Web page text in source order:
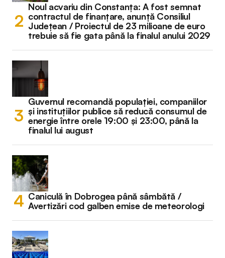
Noul acvariu din Constanța: A fost semnat
contractul de finanțare, anunță Consiliul
Județean / Proiectul de 23 milioane de euro
trebuie să fie gata până la finalul anului 2029
Guvernul recomandă populației, companiilor
și instituțiilor publice să reducă consumul de
energie între orele 19:00 și 23:00, până la
finalul lui august
Caniculă în Dobrogea până sâmbătă /
Avertizări cod galben emise de meteorologi